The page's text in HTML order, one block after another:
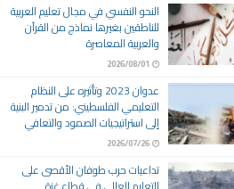
النحو النفسي في مجال تعليم العربية
للناطقين بغيرها نماذج من القرآن
والعربية المعاصرة
2026/08/01
عدوان 2023 وتأثيره على النظام
التعليمي الفلسطيني: من تدمير البنية
إلى استراتيجيات الصمود والتعافي
2026/07/26
تداعيات حرب طوفان الأقصى على